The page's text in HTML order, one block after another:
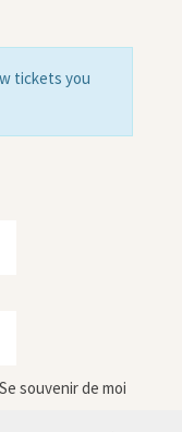
tickets you
Se souvenir de moi